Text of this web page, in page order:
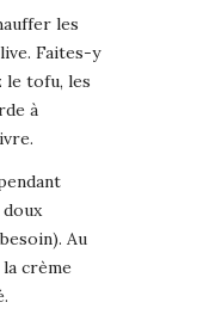
les
Faites-y
le tofu, les
à
Au
crème